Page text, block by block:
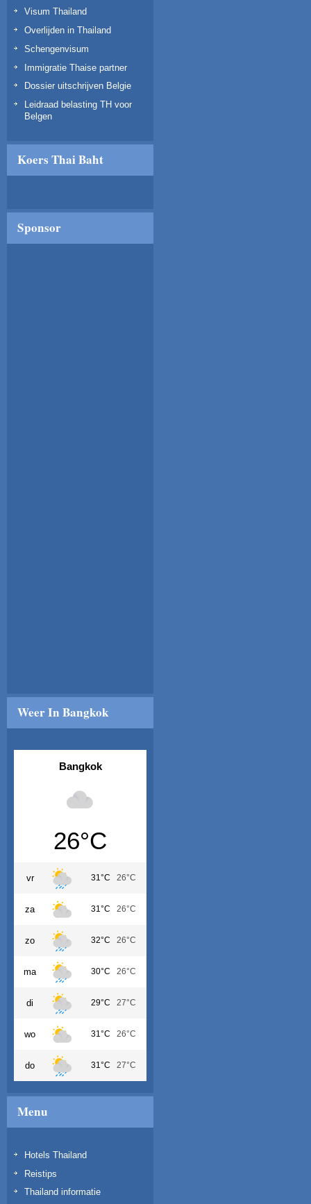
Visum Thailand
Overlijden in Thailand
Schengenvisum
Immigratie Thaise partner
Dossier uitschrijven Belgie
Leidraad belasting TH voor
Belgen
Koers Thai Baht
Sponsor
Weer In Bangkok
Bangkok
26°C
vr 31°C 26°C
za 31°C 26°C
zo 32°C 26°C
ma 30°C 26°C
di 29°C 27°C
wo 31°C 26°C
do 31°C 27°C
Menu
Hotels Thailand
Reistips
Thailand informatie